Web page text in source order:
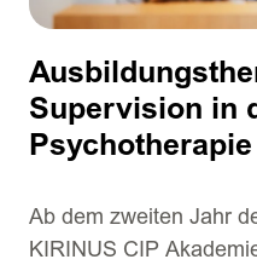
Supervision in
Psychotherapie
Ab dem zweiten Jahr
KIRINUS CIP